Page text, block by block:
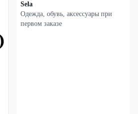
Sela
Одежда, обувь, аксессуары при
первом заказе